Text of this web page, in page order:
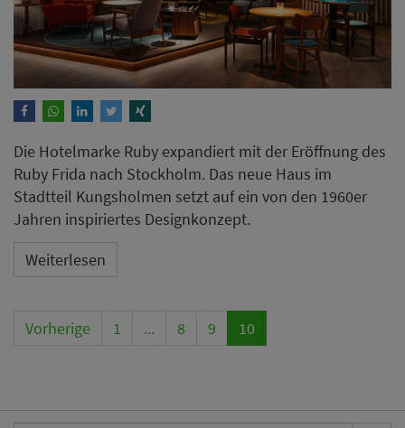
Die Hotelmarke Ruby expandiert mit der Eröffnung des
Ruby Frida nach Stockholm. Das neue Haus im
Stadtteil Kungsholmen setzt auf ein von den 1960er
Jahren inspiriertes Designkonzept.
Weiterlesen
Vorherige 1 ... 8 9 10